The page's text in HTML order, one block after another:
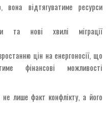
відтягуватиме ресурси
та нові хвилі міграції
цін на енергоносії, що
фінансові можливості
лише факт конфлікту, а його